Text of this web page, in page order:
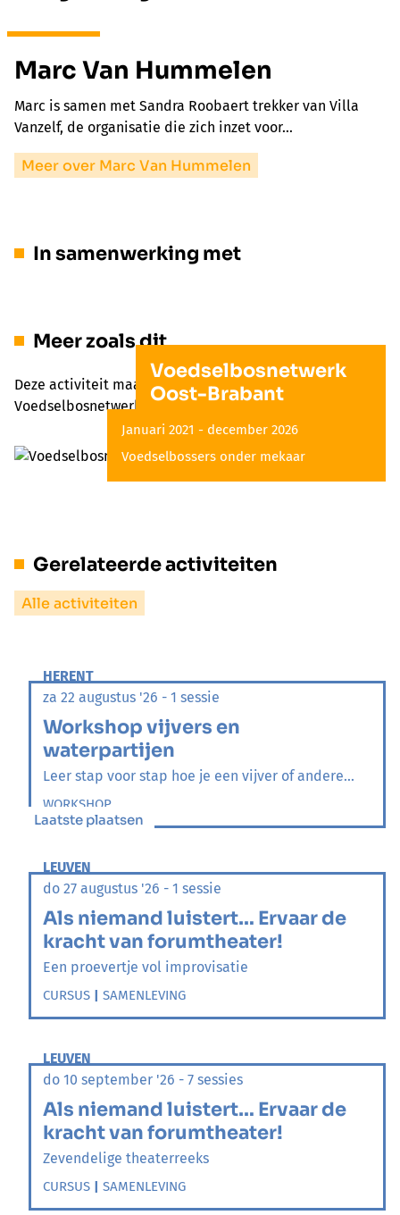
Marc Van Hummelen
Marc is samen met Sandra Roobaert trekker van Villa
Vanzelf, de organisatie die zich inzet voor…
Meer over Marc Van Hummelen
In samenwerking met
Meer zoals dit
Deze activiteit maakt deel uit van het project
Voedselbosnetwerk Oost-Brabant
Voedselbosnetwerk
Oost-Brabant
Januari 2021 - december 2026
Voedselbossers onder mekaar
Gerelateerde activiteiten
Alle activiteiten
HERENT
za 22 augustus '26 - 1 sessie
Workshop vijvers en
waterpartijen
Leer stap voor stap hoe je een vijver of andere...
WORKSHOP
Laatste plaatsen
LEUVEN
do 27 augustus '26 - 1 sessie
Als niemand luistert… Ervaar de
kracht van forumtheater!
Een proevertje vol improvisatie
CURSUS | SAMENLEVING
LEUVEN
do 10 september '26 - 7 sessies
Als niemand luistert… Ervaar de
kracht van forumtheater!
Zevendelige theaterreeks
CURSUS | SAMENLEVING